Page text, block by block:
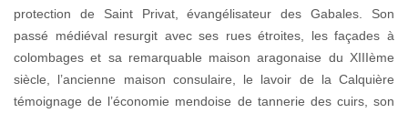
protection de Saint Privat, évangélisateur des Gabales. Son
passé médiéval resurgit avec ses rues étroites, les façades à
colombages et sa remarquable maison aragonaise du XIIIème
siècle, l’ancienne maison consulaire, le lavoir de la Calquière
témoignage de l’économie mendoise de tannerie des cuirs, son